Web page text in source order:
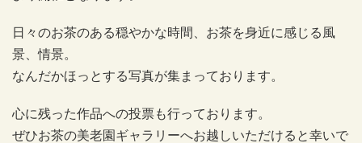
日々のお茶のある穏やかな時間、お茶を身近に感じる風
景、情景。
なんだかほっとする写真が集まっております。
心に残った作品への投票も行っております。
ぜひお茶の美老園ギャラリーへお越しいただけると幸いで